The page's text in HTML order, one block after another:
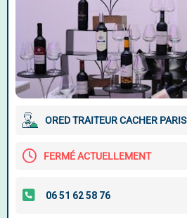
ORED TRAITEUR CACHER PARIS
FERMÉ ACTUELLEMENT